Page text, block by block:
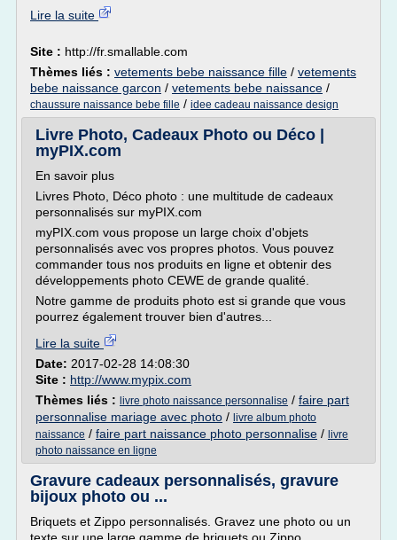
Lire la suite
Site : http://fr.smallable.com
Thèmes liés : vetements bebe naissance fille / vetements
bebe naissance garcon / vetements bebe naissance /
chaussure naissance bebe fille / idee cadeau naissance design
Livre Photo, Cadeaux Photo ou Déco |
myPIX.com
En savoir plus
Livres Photo, Déco photo : une multitude de cadeaux
personnalisés sur myPIX.com
myPIX.com vous propose un large choix d'objets
personnalisés avec vos propres photos. Vous pouvez
commander tous nos produits en ligne et obtenir des
développements photo CEWE de grande qualité.
Notre gamme de produits photo est si grande que vous
pourrez également trouver bien d'autres...
Lire la suite
Date: 2017-02-28 14:08:30
Site : http://www.mypix.com
Thèmes liés : livre photo naissance personnalise / faire part
personnalise mariage avec photo / livre album photo
naissance / faire part naissance photo personnalise / livre
photo naissance en ligne
Gravure cadeaux personnalisés, gravure
bijoux photo ou ...
Briquets et Zippo personnalisés. Gravez une photo ou un